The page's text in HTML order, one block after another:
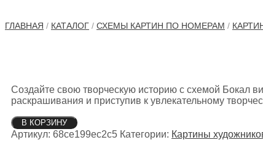
ГЛАВНАЯ / КАТАЛОГ / СХЕМЫ КАРТИН ПО НОМЕРАМ /
Создайте свою творческую историю с схемой Бокал
раскрашивания и приступив к увлекательному
Количество
товара
В КОРЗИНУ
Артикул: 68ce199ec2c5 Категории: Картины